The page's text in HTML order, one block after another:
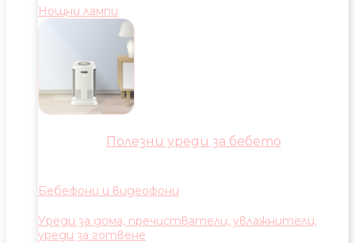
Нощни лампи
Полезни уреди за бебето
Бебефони и видеофони
Уреди за дома, пречистватели, увлажнители,
уреди за готвене